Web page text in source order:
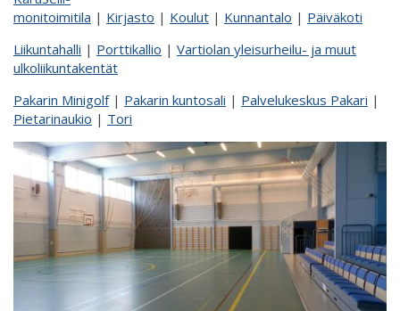
monitoimitila | Kirjasto | Koulut | Kunnantalo | Päiväkoti
Liikuntahalli | Porttikallio | Vartiolan yleisurheilu- ja muut
ulkoliikuntakentät
Pakarin Minigolf| Pakarin kuntosali | Palvelukeskus Pakari |
Pietarinaukio | Tori